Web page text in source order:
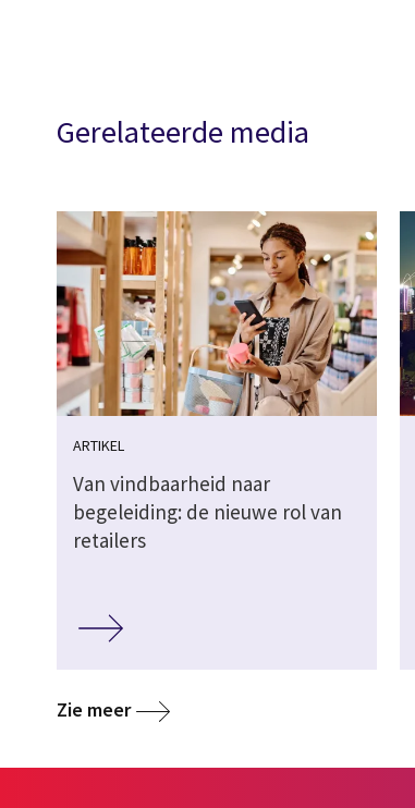
Gerelateerde media
ARTIKEL
Van vindbaarheid naar
begeleiding: de nieuwe rol van
retailers
Zie meer